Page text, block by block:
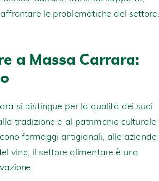
le problematiche del settore.
a Massa Carrara:
si distingue per la qualità dei suoi
tradizione e al patrimonio culturale
formaggi artigianali, alle aziende
vino, il settore alimentare è una